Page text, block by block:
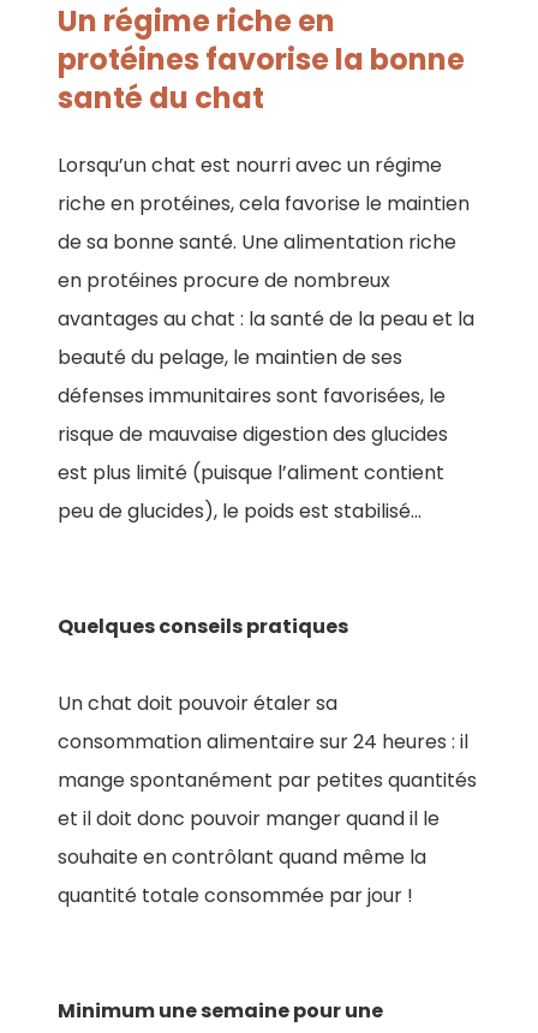
Un régime riche en
protéines favorise la bonne
santé du chat
Lorsqu’un chat est nourri avec un régime
riche en protéines, cela favorise le maintien
de sa bonne santé. Une alimentation riche
en protéines procure de nombreux
avantages au chat : la santé de la peau et la
beauté du pelage, le maintien de ses
défenses immunitaires sont favorisées, le
risque de mauvaise digestion des glucides
est plus limité (puisque l’aliment contient
peu de glucides), le poids est stabilisé…
Quelques conseils pratiques
Un chat doit pouvoir étaler sa
consommation alimentaire sur 24 heures : il
mange spontanément par petites quantités
et il doit donc pouvoir manger quand il le
souhaite en contrôlant quand même la
quantité totale consommée par jour !
Minimum une semaine pour une